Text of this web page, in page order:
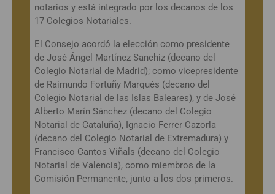
notarios y está integrado por los decanos de los
17 Colegios Notariales.
El Consejo acordó la elección como presidente
de José Ángel Martínez Sanchiz (decano del
Colegio Notarial de Madrid); como vicepresidente
de Raimundo Fortuñy Marqués (decano del
Colegio Notarial de las Islas Baleares), y de José
Alberto Marín Sánchez (decano del Colegio
Notarial de Cataluña), Ignacio Ferrer Cazorla
(decano del Colegio Notarial de Extremadura) y
Francisco Cantos Viñals (decano del Colegio
Notarial de Valencia), como miembros de la
Comisión Permanente, junto a los dos primeros.